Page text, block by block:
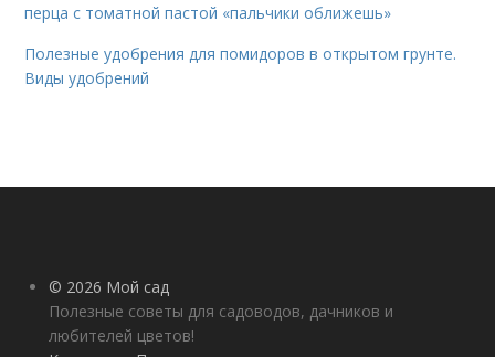
перца с томатной пастой «пальчики оближешь»
Полезные удобрения для помидоров в открытом грунте.
Виды удобрений
© 2026 Мой сад
Полезные советы для садоводов, дачников и
любителей цветов!